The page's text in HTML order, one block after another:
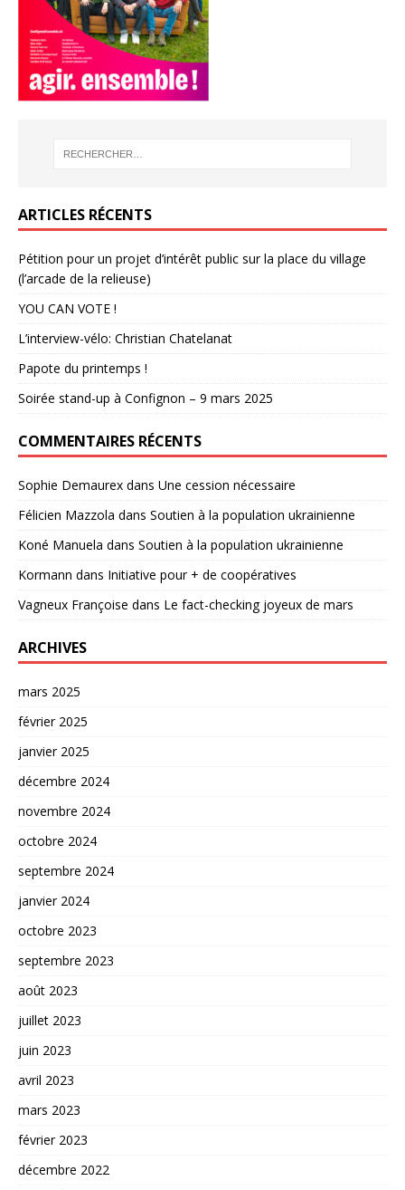
ARTICLES RÉCENTS
Pétition pour un projet d’intérêt public sur la place du village
(l’arcade de la relieuse)
YOU CAN VOTE !
L’interview-vélo: Christian Chatelanat
Papote du printemps !
Soirée stand-up à Confignon – 9 mars 2025
COMMENTAIRES RÉCENTS
Sophie Demaurex dans Une cession nécessaire
Félicien Mazzola dans Soutien à la population ukrainienne
Koné Manuela dans Soutien à la population ukrainienne
Kormann dans Initiative pour + de coopératives
Vagneux Françoise dans Le fact-checking joyeux de mars
ARCHIVES
mars 2025
février 2025
janvier 2025
décembre 2024
novembre 2024
octobre 2024
septembre 2024
janvier 2024
octobre 2023
septembre 2023
août 2023
juillet 2023
juin 2023
avril 2023
mars 2023
février 2023
décembre 2022